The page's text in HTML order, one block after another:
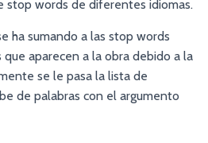
stop words de diferentes idiomas.
ha sumando a las stop words
que aparecen a la obra debido a la
se le pasa la lista de
de palabras con el argumento